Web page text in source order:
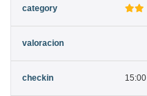
15:00